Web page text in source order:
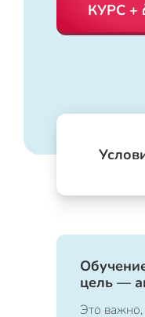
КУРС +
цель —
Это